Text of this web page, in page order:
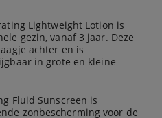
Lightweight Lotion is
gezin, vanaf 3 jaar. Deze
achter en is
in grote en kleine
Fluid Sunscreen is
zonbescherming voor de